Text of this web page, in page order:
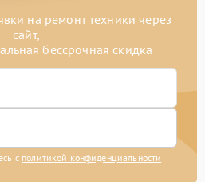
на ремонт техники через
сайт,
бессрочная скидка
с политикой конфиденциальности